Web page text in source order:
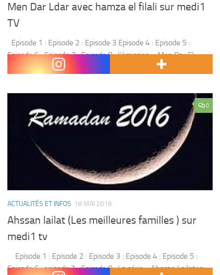
Men Dar Ldar avec hamza el filali sur medi1
TV
Episode 1 : Episode 2 : Episode 3 Episode 4 : Episode 5 :
Episode 6 : Episode 7 : Episode 8 : l’émission « Men Dar El
Dar » sillonnera encore le Maroc à...
0
ACTUALITÉS ET INFOS 18 MAI 2016
Ahssan lailat (Les meilleures familles ) sur
medi1 tv
Episode 1 : Episode 2 : Episode 3 : Episode 4 : Episode 5 :
Episode 6 : episode 7 ; Episode 8 : La série « Ahssan Lailates »